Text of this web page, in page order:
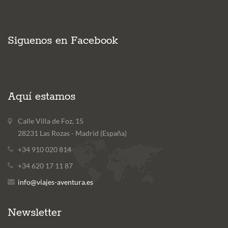
Siguenos en Facebook
Aquí estamos
Calle Villa de Foz, 15
28231 Las Rozas - Madrid (España)
+34 910 020 814
+34 620 17 11 87
info@viajes-aventura.es
Newsletter